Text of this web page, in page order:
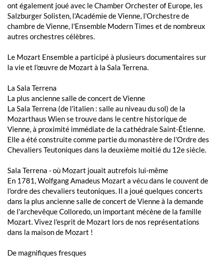
ont également joué avec le Chamber Orchester of Europe, les
Salzburger Solisten, l'Académie de Vienne, l'Orchestre de
chambre de Vienne, l'Ensemble Modern Times et de nombreux
autres orchestres célèbres.
Le Mozart Ensemble a participé à plusieurs documentaires sur
la vie et l'œuvre de Mozart à la Sala Terrena.
La Sala Terrena
La plus ancienne salle de concert de Vienne
La Sala Terrena (de l'italien : salle au niveau du sol) de la
Mozarthaus Wien se trouve dans le centre historique de
Vienne, à proximité immédiate de la cathédrale Saint-Étienne.
Elle a été construite comme partie du monastère de l'Ordre des
Chevaliers Teutoniques dans la deuxième moitié du 12e siècle.
Sala Terrena - où Mozart jouait autrefois lui-même
En 1781, Wolfgang Amadeus Mozart a vécu dans le couvent de
l'ordre des chevaliers teutoniques. Il a joué quelques concerts
dans la plus ancienne salle de concert de Vienne à la demande
de l'archevêque Colloredo, un important mécène de la famille
Mozart. Vivez l'esprit de Mozart lors de nos représentations
dans la maison de Mozart !
De magnifiques fresques